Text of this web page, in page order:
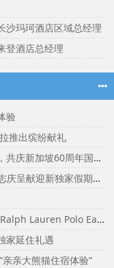
沙玛珂酒店区域总经理
登酒店总经理
验
推出缤纷献礼
新加坡滨海湾宾乐雅臻选酒店：以花园为幕，共庆新加坡60周年国庆盛宴
Fusion推出Fusionlife夏日礼遇活动 一周年志庆呈献迎新独家假期奖赏
三生万物·生生不息 长沙建鸿达JW万豪酒店×Ralph Lauren Polo Earth开启可持续生活旅行美学
家延住礼遇
亲大熊猫住宿体验”